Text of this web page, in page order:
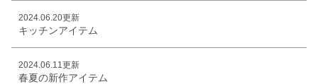
2024.06.20更新
キッチンアイテム
2024.06.11更新
春夏の新作アイテム